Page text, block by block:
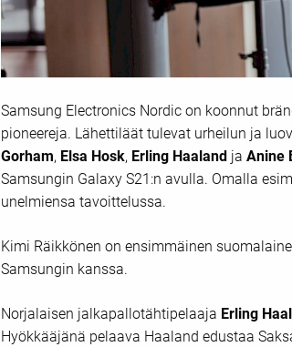
Samsung Electronics Nordic on koonnut
pioneereja. Lähettiläät tulevat urheilun ja
Gorham, Elsa Hosk, Erling Haaland ja Anine
Samsungin Galaxy S21:n avulla. Omalla
unelmiensa tavoittelussa.
Kimi Räikkönen on ensimmäinen
Samsungin kanssa.
Norjalaisen jalkapallotähtipelaaja Erling
Hyökkääjänä pelaava Haaland edustaa